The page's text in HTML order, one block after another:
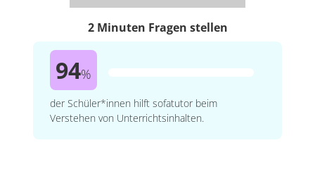
2 Minuten Fragen stellen
94%
der Schüler*innen hilft sofatutor beim
Verstehen von Unterrichtsinhalten.